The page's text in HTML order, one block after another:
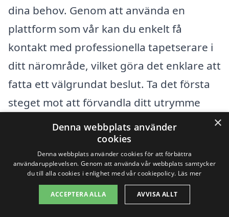
dina behov. Genom att använda en
plattform som vår kan du enkelt få
kontakt med professionella tapetserare i
ditt närområde, vilket göra det enklare att
fatta ett välgrundat beslut. Ta det första
steget mot att förvandla ditt utrymme
med professionell tapetsering idag!
Få 3 erbjudanden, gratis och utan
förpliktelser
×
Denna webbplats använder
cookies
Denna webbplats använder cookies för att förbättra
användarupplevelsen. Genom att använda vår webbplats samtycker
du till alla cookies i enlighet med vår cookiepolicy. Läs mer
ACCEPTERA ALLA AVVISA ALLT